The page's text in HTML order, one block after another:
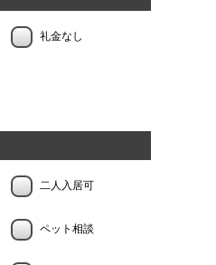
礼金なし
二人入居可
ペット相談